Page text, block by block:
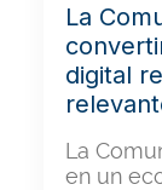
La
digital
La
en un